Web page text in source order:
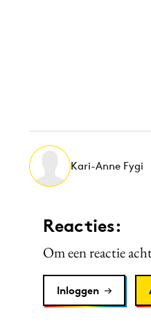
Kari-Anne Fygi
Reacties:
Om een reactie
Inloggen